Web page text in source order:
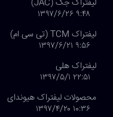
لیفتراک جک (JAC)
۹:۴۸ ۱۳۹۷/۶/۲۶
لیفتراک TCM (تی سی ام)
۹:۵۶ ۱۳۹۷/۶/۲۱
لیفتراک هلی
۲۲:۵۱ ۱۳۹۷/۵/۱
محصولات لیفتراک هیوندای
۱۰:۳۶ ۱۳۹۷/۴/۲۰